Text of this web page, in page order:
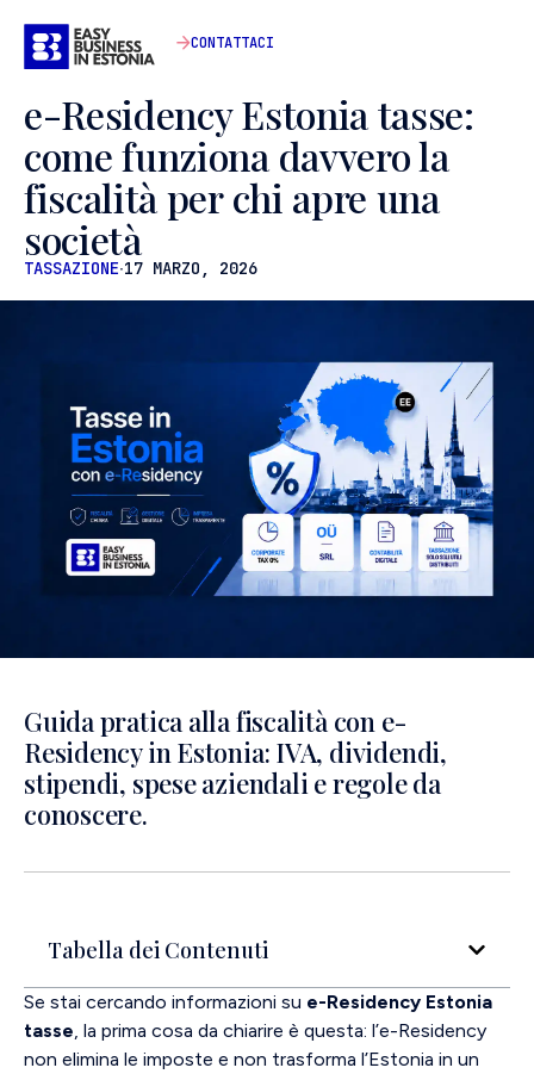
CONTATTACI
e-Residency Estonia tasse:
come funziona davvero la
fiscalità per chi apre una
società
TASSAZIONE∙17 MARZO, 2026
Guida pratica alla fiscalità con e-
Residency in Estonia: IVA, dividendi,
stipendi, spese aziendali e regole da
conoscere.
Se stai cercando informazioni su e-Residency Estonia
tasse , la prima cosa da chiarire è questa: l’e-Residency
non elimina le imposte e non trasforma l’Estonia in un
Tabella dei Contenuti